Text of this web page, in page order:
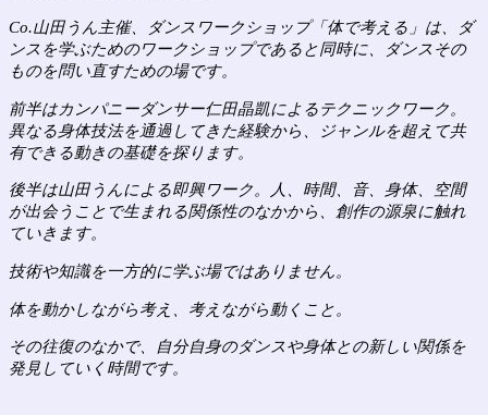
Co.山田うん主催、ダンスワークショップ「体で考える」は、ダ
ンスを学ぶためのワークショップであると同時に、ダンスその
ものを問い直すための場です。
前半はカンパニーダンサー仁田晶凱によるテクニックワーク。
異なる身体技法を通過してきた経験から、ジャンルを超えて共
有できる動きの基礎を探ります。
後半は山田うんによる即興ワーク。人、時間、音、身体、空間
が出会うことで生まれる関係性のなかから、創作の源泉に触れ
ていきます。
技術や知識を一方的に学ぶ場ではありません。
体を動かしながら考え、考えながら動くこと。
その往復のなかで、自分自身のダンスや身体との新しい関係を
発見していく時間です。